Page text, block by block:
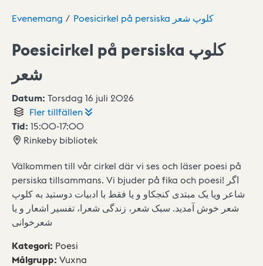
Evenemang Poesicirkel på persiska کلوپ شعر
Poesicirkel på persiska کلوپ
شعر
Datum: Torsdag 16 juli 2026
Flertillfällen
Tid: 15:00-17:00
Rinkeby bibliotek
Välkommen till vår cirkel där vi ses och läser poesi på
persiska tillsammans. Vi bjuder på fika och poesi! اگر
شاعر ویا یک مبتدی کنجکاو و یا فقط با ادبیات دوستید به کلوپ
شعر خوش آمدید. سبک شعر، زندگی شعرا، تفسیر اشعار و یا
شعرخوانی
Kategori: Poesi
Målgrupp: Vuxna